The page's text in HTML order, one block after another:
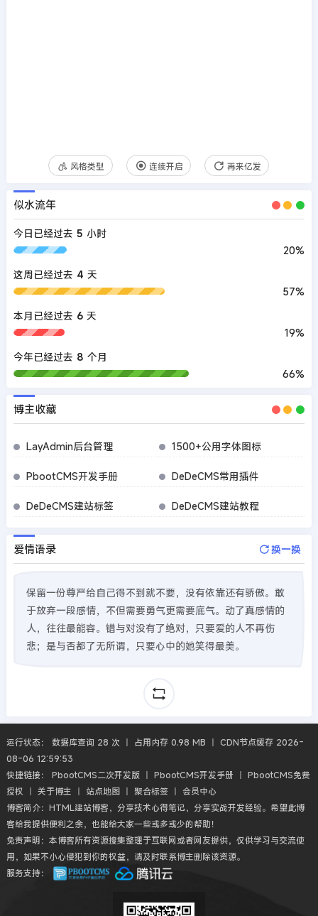
风格类型 连续开启 再来亿发
似水流年
今日已经过去 5 小时
20%
这周已经过去 4 天
57%
本月已经过去 6 天
19%
今年已经过去 8 个月
66%
博主收藏
LayAdmin后台管理 1500+公用字体图标
PbootCMS开发手册 DeDeCMS常用插件
DeDeCMS建站标签 DeDeCMS建站教程
爱情语录 换一换
保留一份尊严给自己得不到就不要，没有依靠还有骄傲。敢
于放弃一段感情，不但需要勇气更需要底气。动了真感情的
人，往往最能容。错与对没有了绝对，只要爱的人不再伤
悲；是与否都了无所谓，只要心中的她笑得最美。
运行状态： 数据库查询 28 次 丨 占用内存 0.98 MB 丨 CDN节点缓存 2026-
08-06 12:59:53
快捷链接： PbootCMS二次开发版丨 PbootCMS开发手册 丨 PbootCMS免费
授权 丨 关于博主 丨 站点地图丨 聚合标签丨 会员中心
博客简介：HTML建站博客，分享技术心得笔记，分享实战开发经验。希望此博
客给我提供便利之余，也能给大家一些或多或少的帮助！
免责声明：本博客所有资源搜集整理于互联网或者网友提供，仅供学习与交流使
用，如果不小心侵犯到你的权益，请及时联系博主删除该资源。
服务支持：